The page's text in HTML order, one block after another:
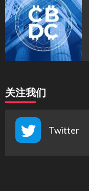
关注我们
Twitter